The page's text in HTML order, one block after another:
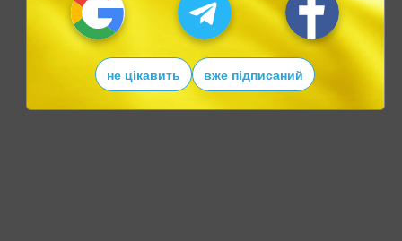
не цікавить вже підписаний